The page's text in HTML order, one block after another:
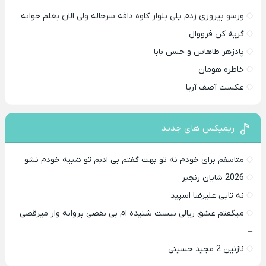
ورسو پیروزی زدم پلی بلوار کاوه دافه سرحاله ولی الان بغلم خوابه ‌
گریه کن فرووال
پادزهر طاهاس و حسن بابا
خاطره هومان
عکست آصف آریا
ریمیکس های جدید
متاسفم برای خودم نه تو بهت گفتم بی ادبم تو شبیه خودم نشو ‌ ‌
2026 شایان رنجبر
نه تایی علیرضا اسپید
میگفتم عشق ریالی نیست شنیده ام بی نقصی پروانه وار میرقصی
–
نازنین 2 مجید حسینی